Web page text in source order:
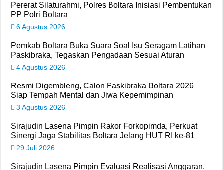
Pererat Silaturahmi, Polres Boltara Inisiasi Pembentukan
PP Polri Boltara
6 Agustus 2026
Pemkab Boltara Buka Suara Soal Isu Seragam Latihan
Paskibraka, Tegaskan Pengadaan Sesuai Aturan
4 Agustus 2026
Resmi Digembleng, Calon Paskibraka Boltara 2026
Siap Tempah Mental dan Jiwa Kepemimpinan
3 Agustus 2026
Sirajudin Lasena Pimpin Rakor Forkopimda, Perkuat
Sinergi Jaga Stabilitas Boltara Jelang HUT RI ke-81
29 Juli 2026
Sirajudin Lasena Pimpin Evaluasi Realisasi Anggaran,